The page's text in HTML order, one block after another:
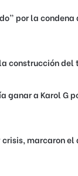
por la condena
construcción del
ganar a Karol G
marcaron el